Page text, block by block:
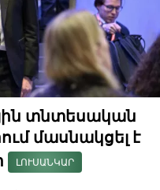
տնտեսական
մասնակցել է
ԼՈՒՍԱՆԿԱՐ